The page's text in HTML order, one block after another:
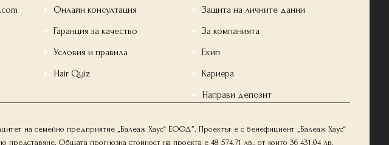
Онлайн консултация
Гаранция за качество
Условия и правила
Hair Quiz
Защита на личните данни
За компанията
Екип
Кариера
Направи депозит
на семейно предприятие „Балеаж Хаус“ ЕООД”. Проектът е с бенефициент „Балеаж Хаус“
Общата прогнозна стойност на проекта е 48 574.71 лв., от които 36 431.04 лв.